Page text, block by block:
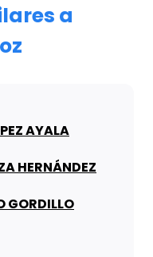
a
AYALA
HERNÁNDEZ
GORDILLO